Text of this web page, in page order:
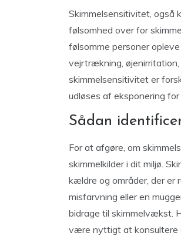
Skimmelsensitivitet, også
følsomhed over for
følsomme personer
vejrtrækning,
skimmelsensitivitet er
udløses af eksponering
Sådan
For at afgøre, om
skimmelkilder i dit miljø.
kældre og områder, der er
misfarvning eller en
bidrage til skimmelvækst.
være nyttigt at konsultere